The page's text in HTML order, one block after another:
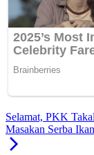
Selamat, PKK
Masakan Serba Ikan